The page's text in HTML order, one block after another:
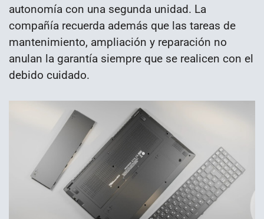
autonomía con una segunda unidad. La
compañía recuerda además que las tareas de
mantenimiento, ampliación y reparación no
anulan la garantía siempre que se realicen con el
debido cuidado.